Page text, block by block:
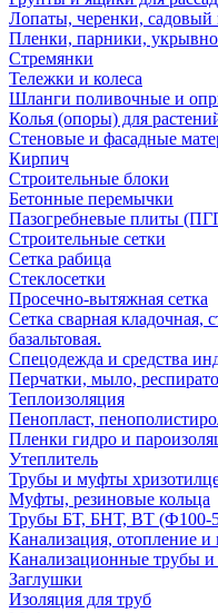
Лопаты, черенки, садовый
Пленки, парники,
Стремянки
Тележки и колеса
Шланги поливочные и
Колья (опоры) для
Стеновые и фасадные
Кирпич
Строительные блоки
Бетонные перемычки
Пазогребневые плиты
Строительные сетки
Сетка рабица
Стеклосетки
Просечно-вытяжная сетка
Сетка сварная кладочная,
базальтовая.
Спецодежда и средства
Перчатки, мыло,
Теплоизоляция
Пенопласт,
Пленки гидро и
Утеплитель
Трубы и муфты
Муфты, резиновые кольца
Трубы БТ, БНТ, ВТ (Ф100-
Канализация, отопление и
Канализационные трубы
Заглушки
Изоляция для труб